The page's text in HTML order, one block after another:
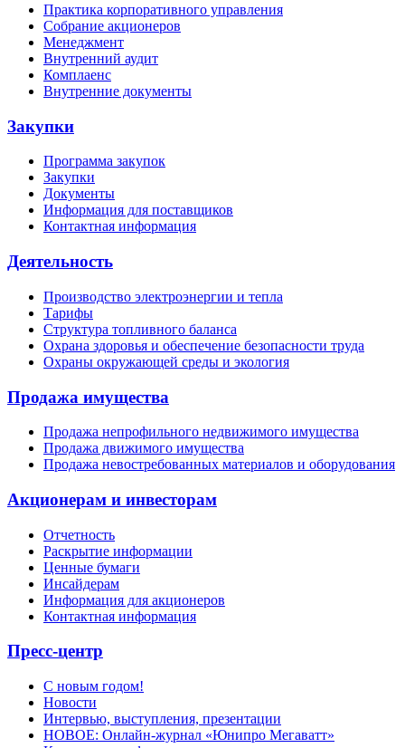
Практика корпоративного управления
Собрание акционеров
Менеджмент
Внутренний аудит
Комплаенс
Внутренние документы
Закупки
Программа закупок
Закупки
Документы
Информация для поставщиков
Контактная информация
Деятельность
Производство электроэнергии и тепла
Тарифы
Структура топливного баланса
Охрана здоровья и обеспечение безопасности труда
Охраны окружающей среды и экология
Продажа имущества
Продажа непрофильного недвижимого имущества
Продажа движимого имущества
Продажа невостребованных материалов и оборудования
Акционерам и инвесторам
Отчетность
Раскрытие информации
Ценные бумаги
Инсайдерам
Информация для акционеров
Контактная информация
Пресс-центр
С новым годом!
Новости
Интервью, выступления, презентации
НОВОЕ: Онлайн-журнал «Юнипро Мегаватт»